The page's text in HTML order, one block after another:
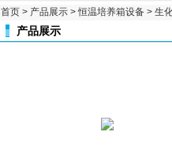
首页 > 产品展示 >恒温培养箱设备 > 生
产品展示